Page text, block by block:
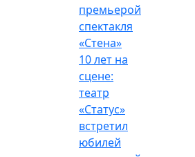
10 лет на
сцене:
театр
«Статус»
встретил
юбилей